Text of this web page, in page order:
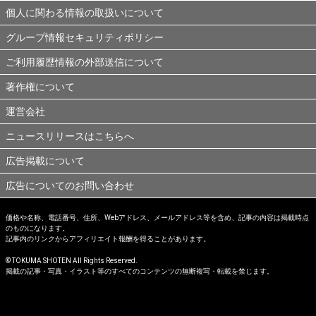
個人に関わる情報の取扱いについて
グループ情報セキュリティポリシー
ご利用履歴情報の外部送信について
著作権について
運営会社
ニュースリリースはこちらへ
広告掲載について
広告についてのお問い合わせ
価格や名称、電話番号、住所、Webアドレス、メールアドレス等を含め、記事の内容は掲載時点
のものになります。
記事内のリンクからアフィリエイト報酬を得ることがあります。
© TOKUMA SHOTEN All Rights Reserved.
掲載の記事・写真・イラスト等のすべてのコンテンツの無断複写・転載を禁じます。